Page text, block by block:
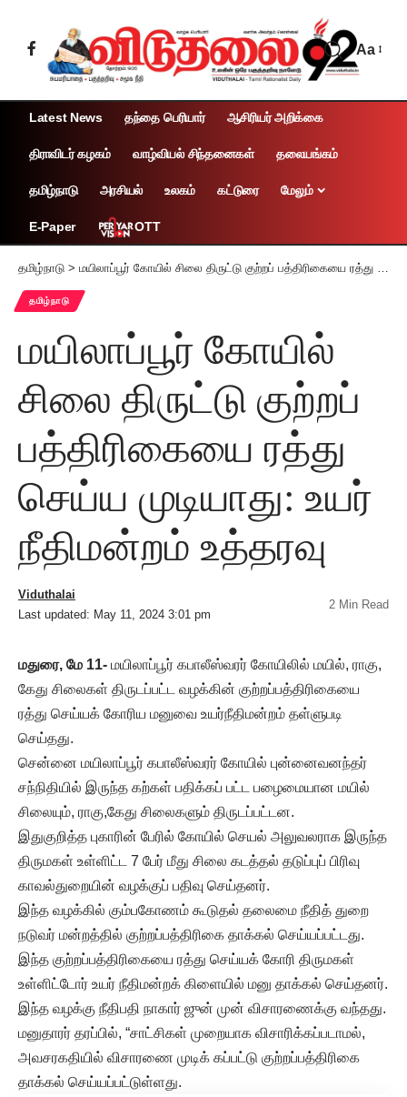
Aa
Latest News தந்தை பெரியார் ஆசிரியர் அறிக்கை
திராவிடர் கழகம் வாழ்வியல் சிந்தனைகள் தலையங்கம்
தமிழ்நாடு அரசியல் உலகம் கட்டுரை மேலும்
E-Paper OTT
தமிழ்நாடு > மயிலாப்பூர் கோயில் சிலை திருட்டு குற்றப் பத்திரிகையை ரத்து செய்ய முடியாது: உயர் நீதிமன்றம் உத்தரவு
தமிழ்நாடு
மயிலாப்பூர் கோயில்
சிலை திருட்டு குற்றப்
பத்திரிகையை ரத்து
செய்ய முடியாது: உயர்
நீதிமன்றம் உத்தரவு
Last updated: May 11, 2024 3:01 pm
Viduthalai
2 Min Read
மதுரை, மே 11- மயிலாப்பூர் கபாலீஸ்வரர் கோயிலில் மயில், ராகு,
கேது சிலைகள் திருடப்பட்ட வழக்கின் குற்றப்பத்திரிகையை
ரத்து செய்யக் கோரிய மனுவை உயர்நீதிமன்றம் தள்ளுபடி
செய்தது.
சென்னை மயிலாப்பூர் கபாலீஸ்வரர் கோயில் புன்னைவனந்தர்
சந்நிதியில் இருந்த கற்கள் பதிக்கப் பட்ட பழைமையான மயில்
சிலையும், ராகு,கேது சிலைகளும் திருடப்பட்டன.
இதுகுறித்த புகாரின் பேரில் கோயில் செயல் அலுவலராக இருந்த
திருமகள் உள்ளிட்ட 7 பேர் மீது சிலை கடத்தல் தடுப்புப் பிரிவு
காவல்துறையின் வழக்குப் பதிவு செய்தனர்.
இந்த வழக்கில் கும்பகோணம் கூடுதல் தலைமை நீதித் துறை
நடுவர் மன்றத்தில் குற்றப்பத்திரிகை தாக்கல் செய்யப்பட்டது.
இந்த குற்றப்பத்திரிகையை ரத்து செய்யக் கோரி திருமகள்
உள்ளிட்டோர் உயர் நீதிமன்றக் கிளையில் மனு தாக்கல் செய்தனர்.
இந்த வழக்கு நீதிபதி நாகார் ஜுன் முன் விசாரணைக்கு வந்தது.
மனுதாரர் தரப்பில், “சாட்சிகள் முறையாக விசாரிக்கப்படாமல்,
அவசரகதியில் விசாரணை முடிக் கப்பட்டு குற்றப்பத்திரிகை
தாக்கல் செய்யப்பட்டுள்ளது.